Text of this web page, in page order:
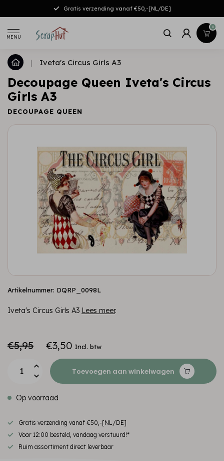
Gratis verzending vanaf €50,-[NL/DE]
MENU
0
| Iveta's Circus Girls A3
Decoupage Queen Iveta's Circus
Girls A3
DECOUPAGE QUEEN
Artikelnummer: DQRP_0098L
Iveta's Circus Girls A3 Lees meer.
€5,95 €3,50 Incl. btw
Toevoegen aan winkelwagen
Op voorraad
Gratis verzending vanaf €50,-[NL/DE]
Voor 12:00 besteld, vandaag verstuurd!*
Ruim assortiment direct leverbaar